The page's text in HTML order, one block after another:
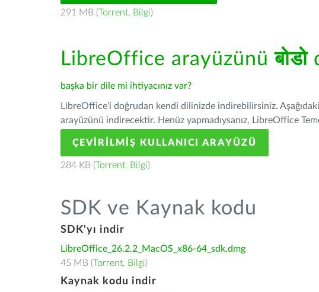
291 MB (Torrent, Bilgi)
LibreOffice arayüzünüबोडो
başka bir dile mi ihtiyacınız var?
LibreOffice'i doğrudan kendi dilinizde indirebilirsiniz.
arayüzünü indirecektir. Henüz yapmadıysanız, LibreOffice
ÇEVIRILMIŞ KULLANICI ARAYÜZÜ
284 KB (Torrent, Bilgi)
SDK ve Kaynak kodu
SDK'yı indir
LibreOffice_26.2.2_MacOS_x86-64_sdk.dmg
45 MB (Torrent, Bilgi)
Kaynak kodu indir